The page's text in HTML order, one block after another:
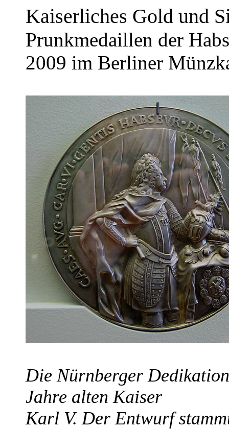
Kaiserliches Gold und
Prunkmedaillen der
2009 im Berliner
Die Nürnberger
Jahre alten Kaiser
Karl V. Der Entwurf